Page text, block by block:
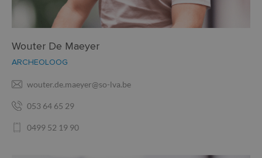
Wouter De Maeyer
ARCHEOLOOG
wouter.de.maeyer@so-lva.be
053 64 65 29
0499 52 19 90